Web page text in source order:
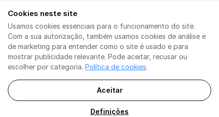
Cookies neste site
Usamos cookies essenciais para o funcionamento do site.
Com a sua autorização, também usamos cookies de análise e
de marketing para entender como o site é usado e para
mostrar publicidade relevante. Pode aceitar, recusar ou
escolher por categoria. Política de cookies.
Definições
Aceitar
Faturação
Para TI / ENI
Segurança
IVA
Escudo Fiscal
Declaração de IVA
Faturação
TI / ENI
Declaração de IVA
Empresas
IA Consultor Fiscal
Isento de IVA Sujeito a IVA
Três planos simples para TI/ENI no regime de
isenção de IVA (art.53º/art.9º)